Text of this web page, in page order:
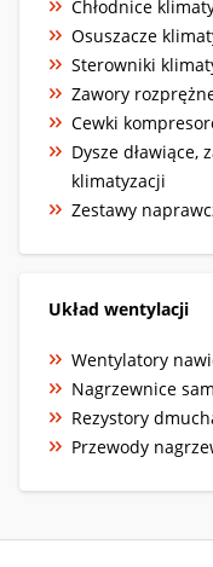
Chłodnice
Osuszacze
Sterowniki
Zawory
Cewki
Dysze dławiące,
klimatyzacji
Zestawy
Układ wentylacji
Wentylatory
Nagrzewnice
Rezystory
Przewody